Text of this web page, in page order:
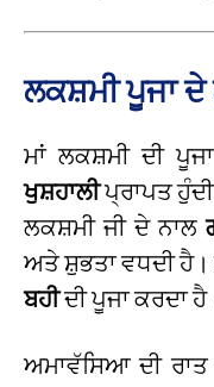
ਲਕਸ਼ਮੀ ਪੂਜਾ ਦੇ
ਮਾਂ ਲਕਸ਼ਮੀ ਦੀ
ਖੁਸ਼ਹਾਲੀਪ੍ਰਾਪਤ
ਲਕਸ਼ਮੀ ਜੀ ਦੇ ਨਾਲ
ਅਤੇ ਸ਼ੁਭਤਾ ਵਧਦੀ
ਬਹੀਦੀ ਪੂਜਾ ਕਰਦਾ
ਅਮਾਵੱਸਿਆ ਦੀ